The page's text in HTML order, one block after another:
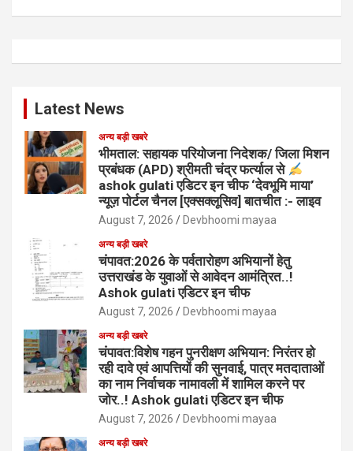
Latest News
अन्य बड़ी खबरे
भीमताल: सहायक परियोजना निदेशक/ जिला मिशन
प्रबंधक (APD) श्रीमती चंद्र फर्त्याल से
ashok gulati एडिटर इन चीफ ‘देवभूमि माया’
न्यूज़ पोर्टल चैनल [एक्सक्लूसिव] बातचीत :- लाइव
August 7, 2026 Devbhoomi mayaa
अन्य बड़ी खबरे
चंपावत:2026 के पर्वतारोहण अभियानों हेतु
उत्तराखंड के युवाओं से आवेदन आमंत्रित..!
Ashok gulati एडिटर इन चीफ
August 7, 2026 Devbhoomi mayaa
अन्य बड़ी खबरे
चंपावत:विशेष गहन पुनरीक्षण अभियान: निरंतर हो
रही दावे एवं आपत्तियों की सुनवाई, पात्र मतदाताओं
का नाम निर्वाचक नामावली में शामिल करने पर
जोर..! Ashok gulati एडिटर इन चीफ
August 7, 2026 Devbhoomi mayaa
अन्य बड़ी खबरे